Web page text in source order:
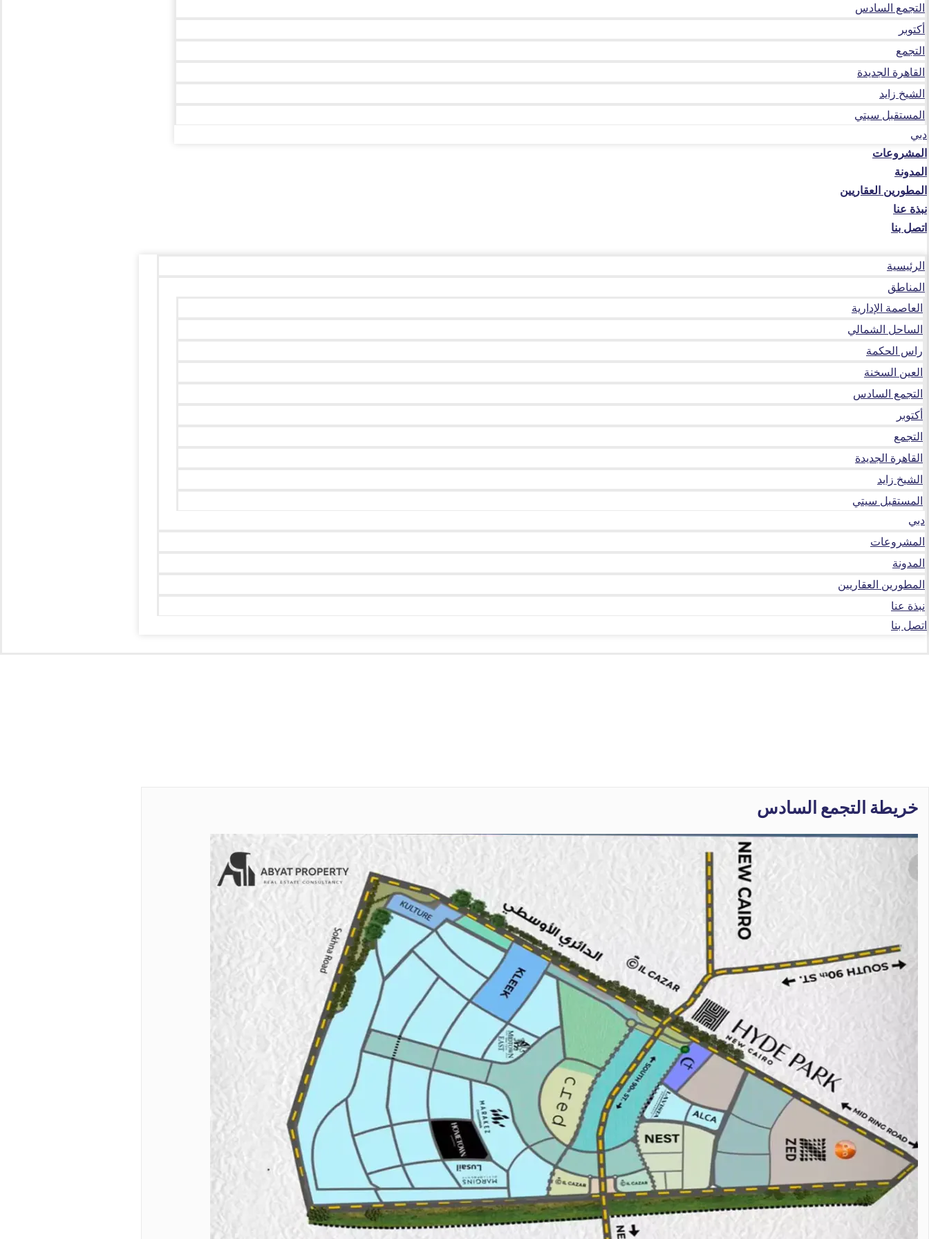
التجمع السادس
أكتوبر
التجمع
القاهرة الجديدة
الشيخ زايد
المستقبل سيتي
دبي
المشروعات
المدونة
المطورين العقاريين
نبذة عنا
اتصل بنا
الرئيسية
المناطق
العاصمة الإدارية
الساحل الشمالي
راس الحكمة
العين السخنة
التجمع السادس
أكتوبر
التجمع
القاهرة الجديدة
الشيخ زايد
المستقبل سيتي
دبي
المشروعات
المدونة
المطورين العقاريين
نبذة عنا
اتصل بنا
خريطة التجمع السادس